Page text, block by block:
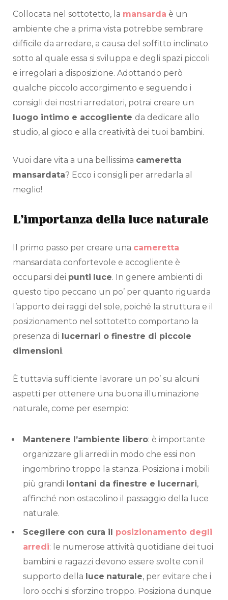
Collocata nel sottotetto, la mansarda è un
ambiente che a prima vista potrebbe sembrare
difficile da arredare, a causa del soffitto inclinato
sotto al quale essa si sviluppa e degli spazi piccoli
e irregolari a disposizione. Adottando però
qualche piccolo accorgimento e seguendo i
consigli dei nostri arredatori, potrai creare un
luogo intimo e accogliente da dedicare allo
studio, al gioco e alla creatività dei tuoi bambini.
Vuoi dare vita a una bellissima cameretta
mansardata? Ecco i consigli per arredarla al
meglio!
L’importanza della luce naturale
Il primo passo per creare una cameretta
mansardata confortevole e accogliente è
occuparsi dei punti luce. In genere ambienti di
questo tipo peccano un po’ per quanto riguarda
l’apporto dei raggi del sole, poiché la struttura e il
posizionamento nel sottotetto comportano la
presenza di lucernari o finestre di piccole
dimensioni.
È tuttavia sufficiente lavorare un po’ su alcuni
aspetti per ottenere una buona illuminazione
naturale, come per esempio:
Mantenere l’ambiente libero: è importante
organizzare gli arredi in modo che essi non
ingombrino troppo la stanza. Posiziona i mobili
più grandi lontani da finestre e lucernari,
affinché non ostacolino il passaggio della luce
naturale.
Scegliere con cura il posizionamento degli
arredi: le numerose attività quotidiane dei tuoi
bambini e ragazzi devono essere svolte con il
supporto della luce naturale, per evitare che i
loro occhi si sforzino troppo. Posiziona dunque